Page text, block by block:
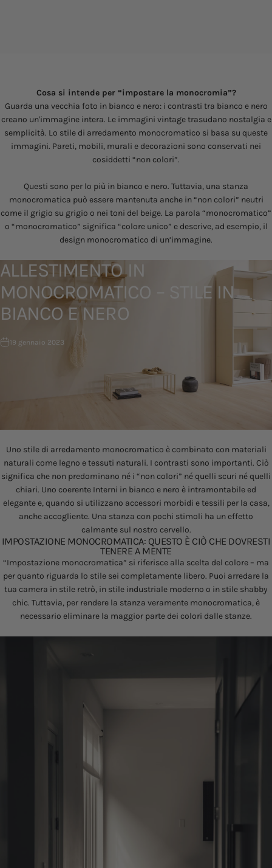
ALLESTIMENTO IN
MONOCROMATICO
STILE IN
BIANCO E NERO
19 gennaio 2023
Cosa si intende per “impostare la monocromia”?
Guarda una vecchia foto in bianco e nero: i contrasti tra bianco e nero
creano un'immagine intera. Le immagini vintage trasudano nostalgia e
semplicità. Lo stile di arredamento monocromatico si basa su queste
immagini. Pareti, mobili, murali e decorazioni sono conservati nei
cosiddetti “non colori”.
Questi sono per lo più in bianco e nero. Tuttavia, una stanza
monocromatica può essere mantenuta anche in “non colori” neutri
come il grigio su grigio o nei toni del beige. La parola “monocromatico”
o “monocromatico” significa “colore unico” e descrive, ad esempio, il
design monocromatico di un’immagine.
Uno stile di arredamento monocromatico è combinato con materiali
naturali come legno e tessuti naturali. I contrasti sono importanti. Ciò
significa che non predominano né i “non colori” né quelli scuri né quelli
chiari. Uno coerente Interni in bianco e nero è intramontabile ed
elegante e, quando si utilizzano accessori morbidi e tessili per la casa,
anche accogliente. Una stanza con pochi stimoli ha un effetto
calmante sul nostro cervello.
IMPOSTAZIONE MONOCROMATICA: QUESTO È CIÒ CHE DOVRESTI
TENERE A MENTE
“Impostazione monocromatica” si riferisce alla scelta del colore – ma
per quanto riguarda lo stile sei completamente libero. Puoi arredare la
tua camera in stile retrò, in stile industriale moderno o in stile shabby
chic. Tuttavia, per rendere la stanza veramente monocromatica, è
necessario eliminare la maggior parte dei colori dalle stanze.